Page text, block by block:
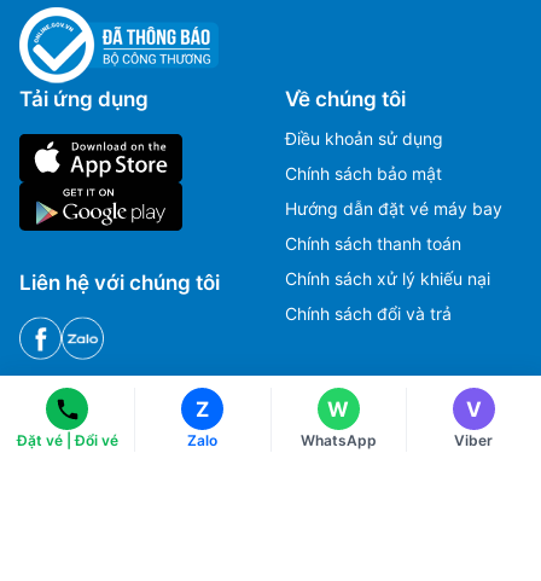
Tải ứng dụng
Liên hệ với chúng tôi
Về chúng tôi
Điều khoản sử dụng
Chính sách bảo mật
Hướng dẫn đặt vé máy bay
Chính sách thanh toán
Chính sách xử lý khiếu nại
Chính sách đổi và trả
HOTLINE
Tư vấn, Đặt vé máy bay.
Đặt vé | Đổi vé
Z
Zalo
W
WhatsApp
Ms Hằng
(+84) 70 854 1213
V
Viber
Ms Hằng
(+84) 70 854 1213